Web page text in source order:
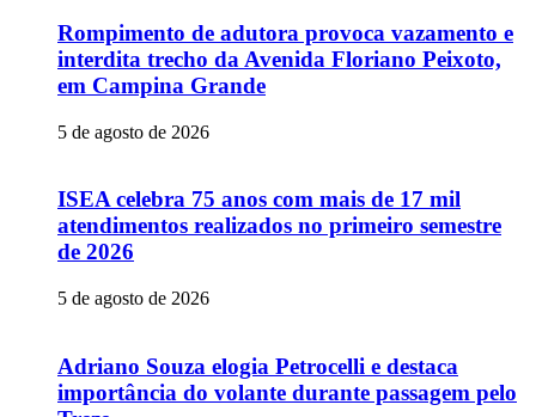
Rompimento de adutora provoca vazamento e
interdita trecho da Avenida Floriano Peixoto,
em Campina Grande
5 de agosto de 2026
ISEA celebra 75 anos com mais de 17 mil
atendimentos realizados no primeiro semestre
de 2026
5 de agosto de 2026
Adriano Souza elogia Petrocelli e destaca
importância do volante durante passagem pelo